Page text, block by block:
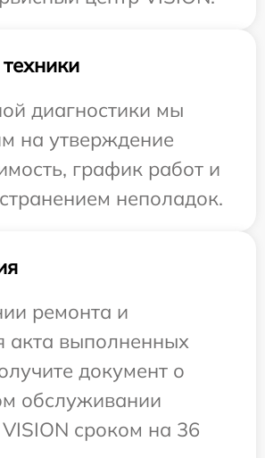
диагностики мы
на утверждение
график работ и
неполадок.
ремонта и
акта выполненных
документ о
обслуживании
сроком на 36